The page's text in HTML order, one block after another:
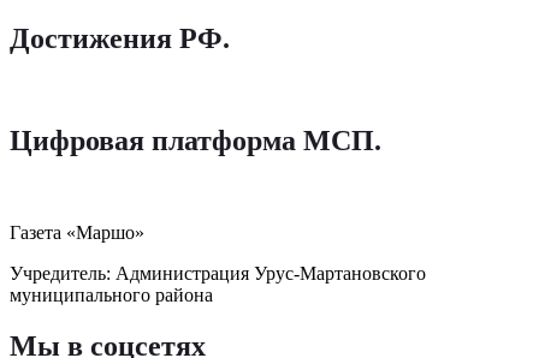
Достижения РФ.
Цифровая платформа МСП.
Газета «Маршо»
Учредитель: Администрация Урус-Мартановского
муниципального района
Мы в соцсетях